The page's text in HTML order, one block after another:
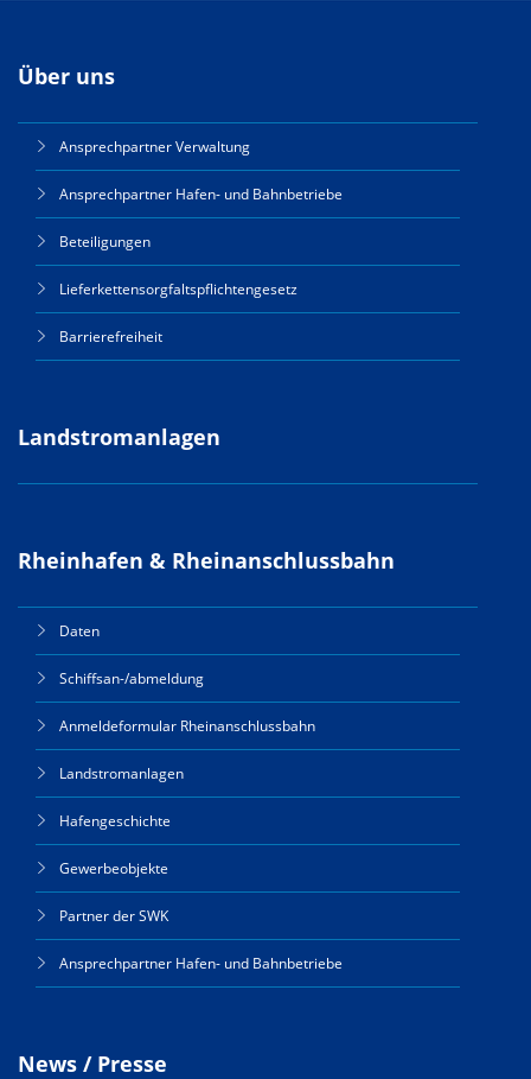
Über uns
Ansprechpartner Verwaltung
Ansprechpartner Hafen- und Bahnbetriebe
Beteiligungen
Lieferkettensorgfaltspflichtengesetz
Barrierefreiheit
Landstromanlagen
Rheinhafen & Rheinanschlussbahn
Daten
Schiffsan-/abmeldung
Anmeldeformular Rheinanschlussbahn
Landstromanlagen
Hafengeschichte
Gewerbeobjekte
Partner der SWK
Ansprechpartner Hafen- und Bahnbetriebe
News / Presse